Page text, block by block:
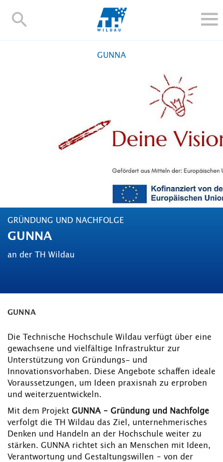
TH-
BESCHÄFTIGTE
GUNNA
GRÜNDUNG UND NACHFOLGE
GUNNA
an der TH Wildau
GUNNA
Die Technische Hochschule Wildau verfügt über eine
gewachsene und vielfältige Infrastruktur zur
Unterstützung von Gründungs- und
Innovationsvorhaben. Diese Angebote schaffen ideale
Voraussetzungen, um Ideen praxisnah zu erproben
und weiterzuentwickeln.
Mit dem Projekt GUNNA – Gründung und Nachfolge
verfolgt die TH Wildau das Ziel, unternehmerisches
Denken und Handeln an der Hochschule weiter zu
stärken. GUNNA richtet sich an Menschen mit Ideen,
Verantwortung und Gestaltungswillen – von der